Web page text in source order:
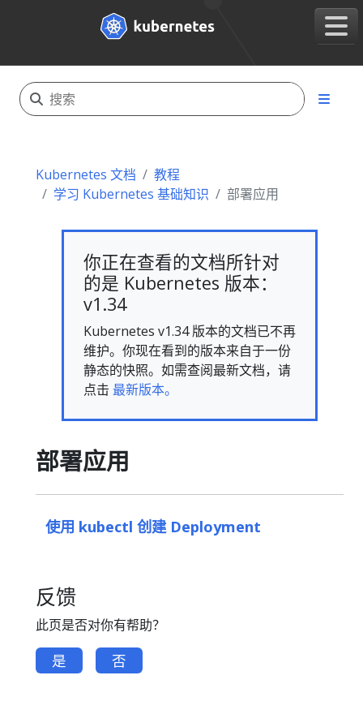
Kubernetes 文档
教程
学习 Kubernetes 基础知识
部署应用
你正在查看的文档所针对
的是 Kubernetes 版本：
v1.34
Kubernetes v1.34 版本的文档已不再
维护。你现在看到的版本来自于一份
静态的快照。如需查阅最新文档，请
点击 最新版本。
部署应用
使用 kubectl 创建 Deployment
反馈
此页是否对你有帮助？
是 否